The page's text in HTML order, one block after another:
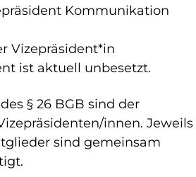
Kommunikation
Vizepräsident*in
ist aktuell unbesetzt.
§ 26 BGB sind der
innen. Jeweils
sind gemeinsam